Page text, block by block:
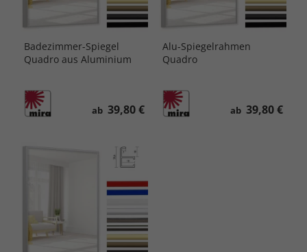
Badezimmer-Spiegel
Quadro aus Aluminium
ab 39,80 €
Alu-Spiegelrahmen
Quadro
ab 39,80 €